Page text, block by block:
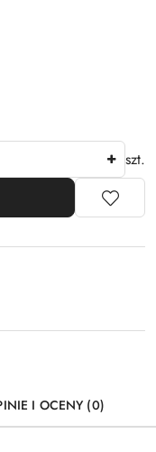
szt.
I OCENY (0)